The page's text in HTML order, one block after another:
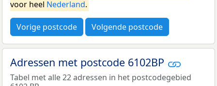
voor heel Nederland.
Vorige postcode Volgende postcode
Adressen met postcode 6102BP
Tabel met alle 22 adressen in het postcodegebied